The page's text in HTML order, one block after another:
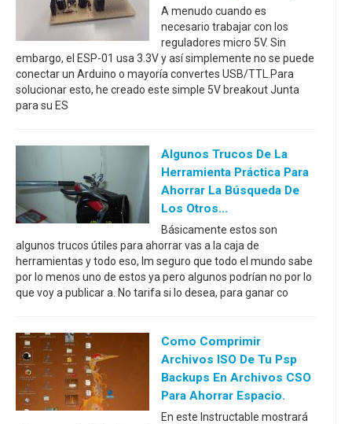
A menudo cuando es
necesario trabajar con los
reguladores micro 5V. Sin
embargo, el ESP-01 usa 3.3V y así simplemente no se puede
conectar un Arduino o mayoría convertes USB/TTL.Para
solucionar esto, he creado este simple 5V breakout Junta
para su ES
Algunos Trucos De La
Herramienta Práctica Para
Ahorrar La Búsqueda De
Los Otros...
Básicamente estos son
algunos trucos útiles para ahorrar vas a la caja de
herramientas y todo eso, Im seguro que todo el mundo sabe
por lo menos uno de estos ya pero algunos podrían no por lo
que voy a publicar a. No tarifa si lo desea, para ganar co
Como Comprimir
Archivos ISO De Tu Psp
Backups En Archivos CSO
Para Ahorrar Espacio.
En este Instructable mostrará